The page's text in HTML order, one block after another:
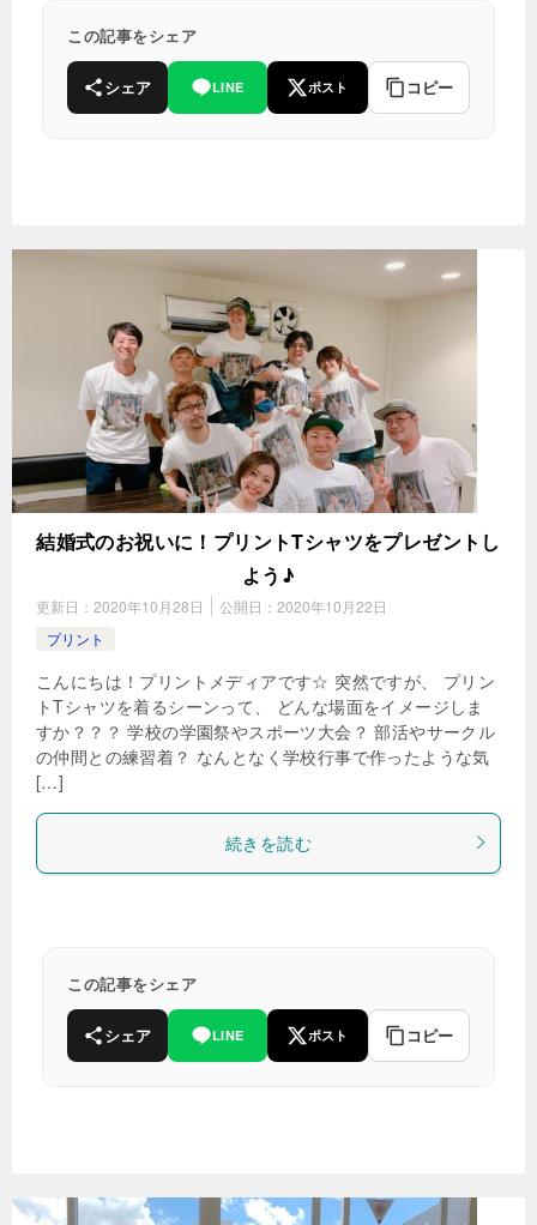
この記事をシェア
シェア LINE ポスト コピー
結婚式のお祝いに！プリントTシャツをプレゼントし
よう♪
更新日： 2020年10月28日 公開日： 2020年10月22日
プリント
こんにちは！プリントメディアです☆ 突然ですが、 プリン
トTシャツを着るシーンって、 どんな場面をイメージしま
すか？？？ 学校の学園祭やスポーツ大会？ 部活やサークル
の仲間との練習着？ なんとなく学校行事で作ったような気
[…]
続きを読む
この記事をシェア
シェア LINE ポスト コピー